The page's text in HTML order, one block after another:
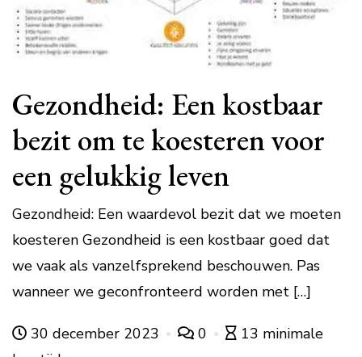
Gezondheid: Een kostbaar
bezit om te koesteren voor
een gelukkig leven
Gezondheid: Een waardevol bezit dat we moeten
koesteren Gezondheid is een kostbaar goed dat
we vaak als vanzelfsprekend beschouwen. Pas
wanneer we geconfronteerd worden met […]
30 december 2023 0
13 minimale